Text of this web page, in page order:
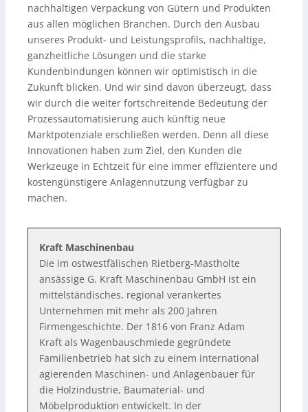
nachhaltigen Verpackung von Gütern und Produkten
aus allen möglichen Branchen. Durch den Ausbau
unseres Produkt- und Leistungsprofils, nachhaltige,
ganzheitliche Lösungen und die starke
Kundenbindungen können wir optimistisch in die
Zukunft blicken. Und wir sind davon überzeugt, dass
wir durch die weiter fortschreitende Bedeutung der
Prozessautomatisierung auch künftig neue
Marktpotenziale erschließen werden. Denn all diese
Innovationen haben zum Ziel, den Kunden die
Werkzeuge in Echtzeit für eine immer effizientere und
kostengünstigere Anlagennutzung verfügbar zu
machen.
Kraft Maschinenbau
Die im ostwestfälischen Rietberg-Mastholte
ansässige G. Kraft Maschinenbau GmbH ist ein
mittelständisches, regional verankertes
Unternehmen mit mehr als 200 Jahren
Firmengeschichte. Der 1816 von Franz Adam
Kraft als Wagenbauschmiede gegründete
Familienbetrieb hat sich zu einem international
agierenden Maschinen- und Anlagenbauer für
die Holzindustrie, Baumaterial- und
Möbelproduktion entwickelt. In der